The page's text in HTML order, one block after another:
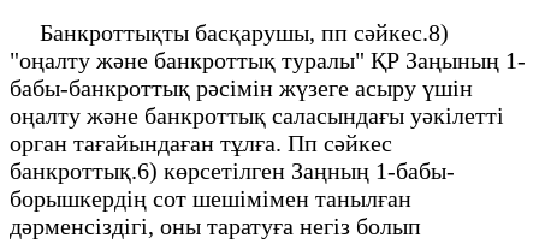
Банкроттықты басқарушы, пп сәйкес.8)
"оңалту және банкроттық туралы" ҚР Заңының 1-
бабы-банкроттық рәсімін жүзеге асыру үшін
оңалту және банкроттық саласындағы уәкілетті
орган тағайындаған тұлға. Пп сәйкес
банкроттық.6) көрсетілген Заңның 1-бабы-
борышкердің сот шешімімен танылған
дәрменсіздігі, оны таратуға негіз болып